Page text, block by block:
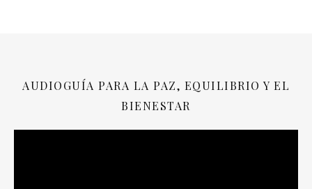
AUDIOGUÍA PARA LA PAZ, EQUILIBRIO Y EL
BIENESTAR